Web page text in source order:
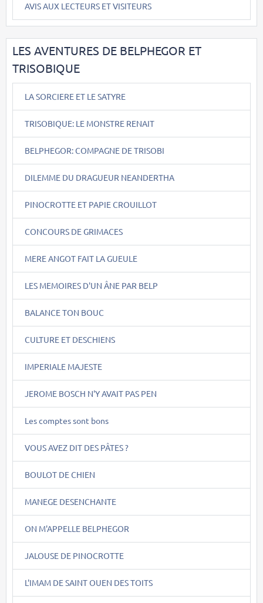
AVIS AUX LECTEURS ET VISITEURS
LES AVENTURES DE BELPHEGOR ET
TRISOBIQUE
LA SORCIERE ET LE SATYRE
TRISOBIQUE: LE MONSTRE RENAIT
BELPHEGOR: COMPAGNE DE TRISOBI
DILEMME DU DRAGUEUR NEANDERTHA
PINOCROTTE ET PAPIE CROUILLOT
CONCOURS DE GRIMACES
MERE ANGOT FAIT LA GUEULE
LES MEMOIRES D'UN ÂNE PAR BELP
BALANCE TON BOUC
CULTURE ET DESCHIENS
IMPERIALE MAJESTE
JEROME BOSCH N'Y AVAIT PAS PEN
Les comptes sont bons
VOUS AVEZ DIT DES PÂTES ?
BOULOT DE CHIEN
MANEGE DESENCHANTE
ON M'APPELLE BELPHEGOR
JALOUSE DE PINOCROTTE
L'IMAM DE SAINT OUEN DES TOITS